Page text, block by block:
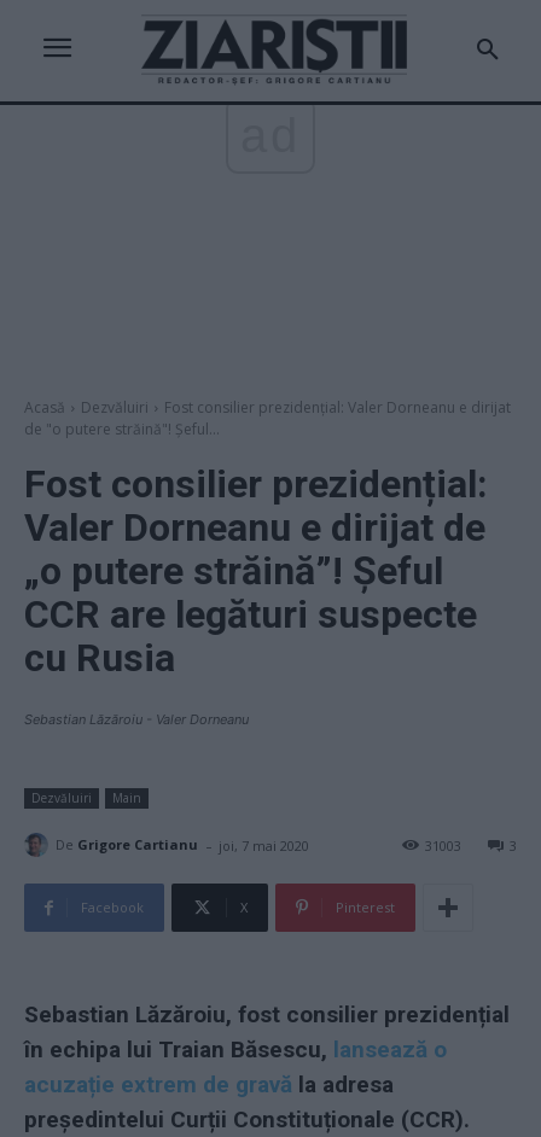
Acasă Dezvăluiri
Fost consilier prezidențial: Valer Dorneanu e dirijat
de "o putere străină"! Șeful...
Fost consilier prezidențial:
Valer Dorneanu e dirijat de
„o putere străină”! Șeful
CCR are legături suspecte
cu Rusia
Sebastian Lăzăroiu - Valer Dorneanu
Dezvăluiri Main
De Grigore Cartianu - joi, 7 mai 2020 3
31003
Facebook X Pinterest
Sebastian Lăzăroiu, fost consilier prezidențial
în echipa lui Traian Băsescu, lansează o
acuzație extrem de gravă la adresa
președintelui Curții Constituționale (CCR).